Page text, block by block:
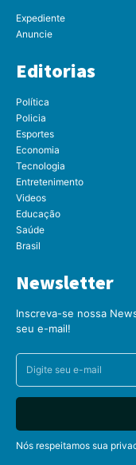
Expediente
Anuncie
Editorias
Política
Policia
Esportes
Economia
Tecnologia
Entretenimento
Videos
Educação
Saúde
Brasil
Newsletter
Inscreva-se nossa
seu e-mail!
Nós respeitamos sua